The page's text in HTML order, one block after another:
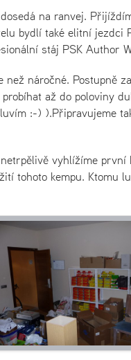
na ranvej.
bydlí také elitní jezdci
stáj PSK Author
náročné. Postupně
až do poloviny
:-) ).Připravujeme
vyhlížíme
tohoto kempu. Ktomu